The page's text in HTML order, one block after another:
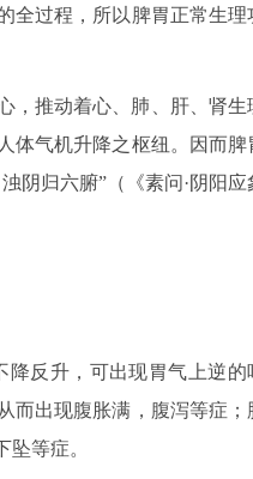
全过程，所以脾胃正常生理
，推动着心、肺、肝、肾生
体气机升降之枢纽。因而脾
阴归六腑”（《素问·阴阳应
降反升，可出现胃气上逆的
而出现腹胀满，腹泻等症；
等症。